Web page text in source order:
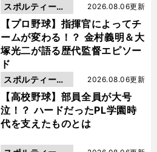
【プロ野球】指揮官によってチ
ームが変わる！？ 金村義明＆大
塚光二が語る歴代監督エピソー
ド
2026.08.06更新
スポルティーバ
動画
【高校野球】部員全員が大号
泣！？ ハードだったPL学園時
代を支えたものとは
2026.08.06更新
スポルティーバ
動画